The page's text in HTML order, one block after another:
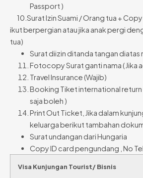
Passport )
10.Surat Izin Suami / Orang tua + Copy
ikut berpergian atau jika anak pergi
tua)
Surat diizin ditanda tangan diatas
Fotocopy Surat ganti nama ( Jika
Travel Insurance (Wajib)
Booking Tiket international return
saja boleh )
Print Out Ticket, Jika dalam
keluarga berikut tambahan
Surat undangan dari Hungaria
Copy ID card pengundang , No
Visa Kunjungan Tourist/ Bisnis